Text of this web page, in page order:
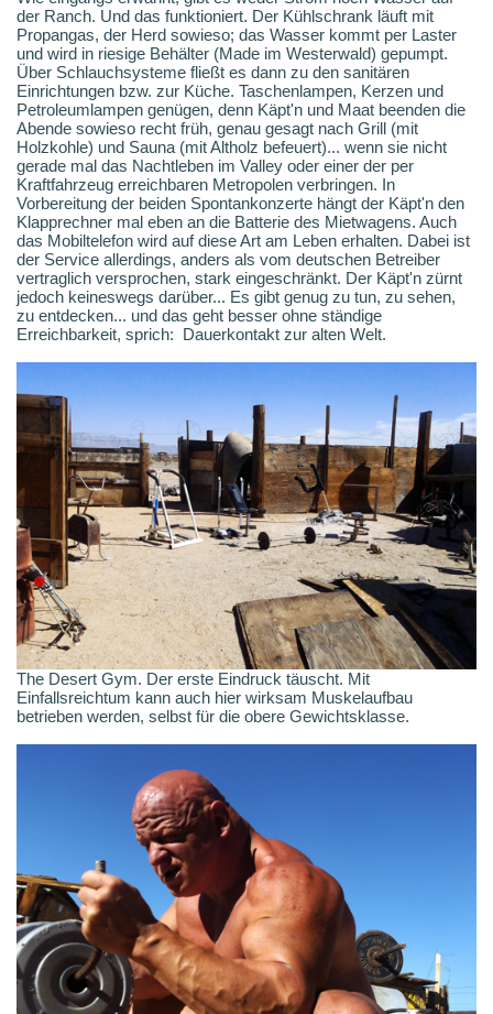
der Ranch. Und das funktioniert. Der Kühlschrank läuft mit
Propangas, der Herd sowieso; das Wasser kommt per Laster
und wird in riesige Behälter (Made im Westerwald) gepumpt.
Über Schlauchsysteme fließt es dann zu den sanitären
Einrichtungen bzw. zur Küche. Taschenlampen, Kerzen und
Petroleumlampen genügen, denn Käpt'n und Maat beenden die
Abende sowieso recht früh, genau gesagt nach Grill (mit
Holzkohle) und Sauna (mit Altholz befeuert)... wenn sie nicht
gerade mal das Nachtleben im Valley oder einer der per
Kraftfahrzeug erreichbaren Metropolen verbringen. In
Vorbereitung der beiden Spontankonzerte hängt der Käpt'n den
Klapprechner mal eben an die Batterie des Mietwagens. Auch
das Mobiltelefon wird auf diese Art am Leben erhalten. Dabei ist
der Service allerdings, anders als vom deutschen Betreiber
vertraglich versprochen, stark eingeschränkt. Der Käpt'n zürnt
jedoch keineswegs darüber... Es gibt genug zu tun, zu sehen,
zu entdecken... und das geht besser ohne ständige
Erreichbarkeit, sprich: Dauerkontakt zur alten Welt.
The Desert Gym. Der erste Eindruck täuscht. Mit
Einfallsreichtum kann auch hier wirksam Muskelaufbau
betrieben werden, selbst für die obere Gewichtsklasse.